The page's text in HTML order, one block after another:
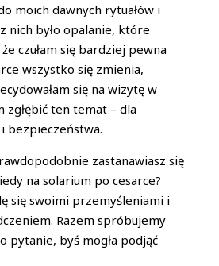
moich dawnych rytuałów i
nich było opalanie, które
czułam się bardziej pewna
wszystko się zmienia,
się na wizytę w
zgłębić ten temat – dla
bezpieczeństwa.
zastanawiasz się
na solarium po cesarce?
się swoimi przemyśleniami i
Razem spróbujemy
pytanie, byś mogła podjąć